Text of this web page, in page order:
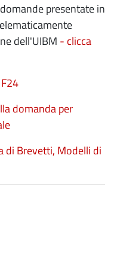
presentate in
dell'UIBM - clicca
domanda per
di Brevetti, Modelli di